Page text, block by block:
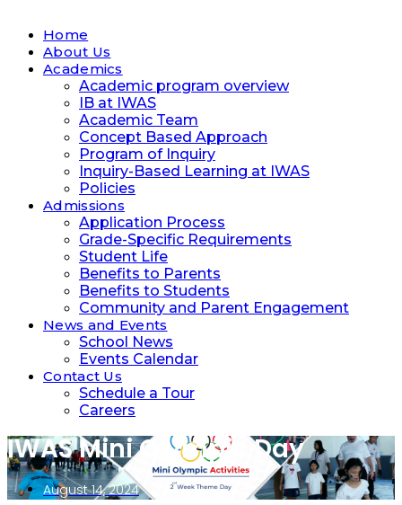
Home
About Us
Academics
Academic program overview
IB at IWAS
Academic Team
Concept Based Approach
Program of Inquiry
Inquiry-Based Learning at IWAS
Policies
Admissions
Application Process
Grade-Specific Requirements
Student Life
Benefits to Parents
Benefits to Students
Community and Parent Engagement
News and Events
School News
Events Calendar
Contact Us
Schedule a Tour
Careers
IWAS Mini Olympic Day
August 14, 2024